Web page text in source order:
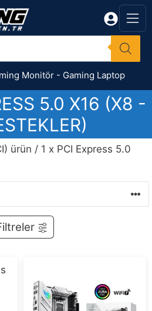
Monitör - Gaming Laptop
5.0 X16 (X8 -
ürün / 1 x PCI Express 5.0